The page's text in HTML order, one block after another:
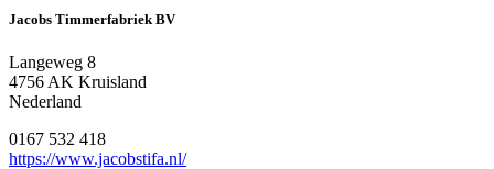
Jacobs Timmerfabriek BV
Langeweg 8
4756 AK Kruisland
Nederland
0167 532 418
https://www.jacobstifa.nl/